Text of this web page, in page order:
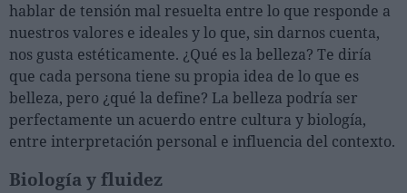
Personas
Moda y Lujo
Lanzamientos
Cosmética
Proveedores
Estética
hablar de tensión mal resuelta entre lo que responde a
nuestros valores e ideales y lo que, sin darnos cuenta,
nos gusta estéticamente. ¿Qué es la belleza? Te diría
que cada persona tiene su propia idea de lo que es
belleza, pero ¿qué la define? La belleza podría ser
perfectamente un acuerdo entre cultura y biología,
entre interpretación personal e influencia del contexto.
Biología y fluidez